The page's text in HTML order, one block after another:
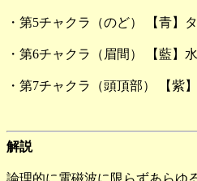
・第5チャクラ（のど） 【青】
・第6チャクラ（眉間） 【藍】
・第7チャクラ（頭頂部） 【紫
解説